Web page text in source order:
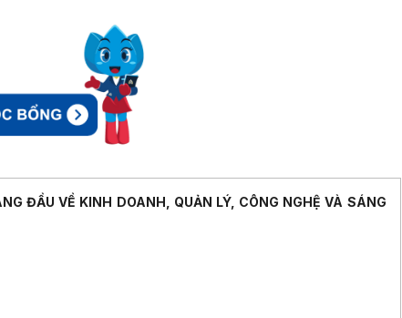
ĐẦU VỀ KINH DOANH, QUẢN LÝ, CÔNG NGHỆ VÀ SÁNG